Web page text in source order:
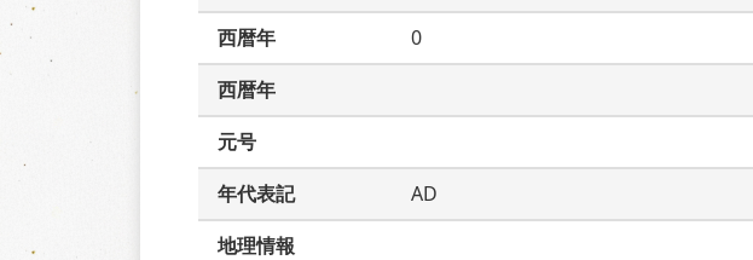
西暦年
0
西暦年
元号
年代表記
AD
地理情報